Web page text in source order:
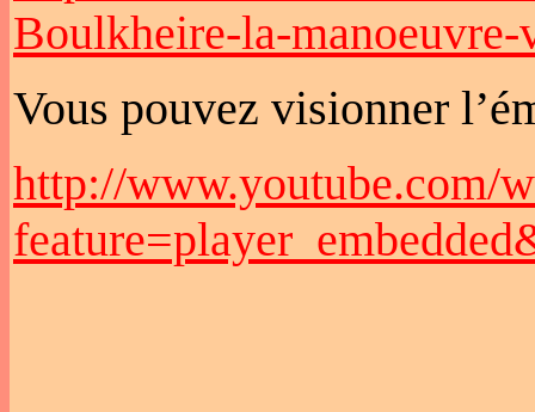
Boulkheire-la-
Vous pouvez visionner
http://www.youtube.com/